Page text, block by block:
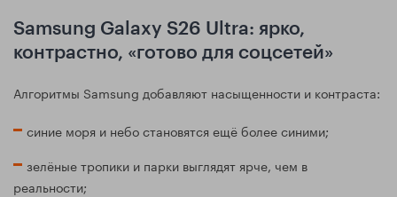
Samsung Galaxy S26 Ultra: ярко,
контрастно, «готово для соцсетей»
Алгоритмы Samsung добавляют насыщенности и контраста:
синие моря и небо становятся ещё более синими;
зелёные тропики и парки выглядят ярче, чем в
реальности;